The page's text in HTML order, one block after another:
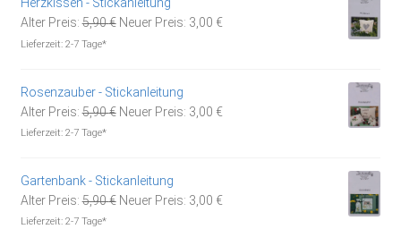
Herzkissen - Stickanleitung
Alter Preis: 5,90€ Ursprünglicher
Neuer Preis: 3,00 €Aktueller
Lieferzeit: 2-7 Tage*
Rosenzauber - Stickanleitung
Alter Preis: 5,90€ Ursprünglicher
Neuer Preis: 3,00 €Aktueller
Lieferzeit: 2-7 Tage*
Gartenbank - Stickanleitung
Alter Preis: 5,90€ Ursprünglicher
Neuer Preis: 3,00 €Aktueller
Lieferzeit: 2-7 Tage*